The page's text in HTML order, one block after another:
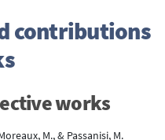
contributions
works
M., & Passanisi, M.